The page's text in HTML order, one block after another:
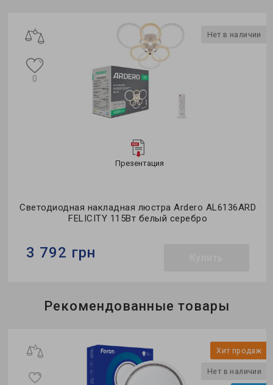
Нет в наличии
Презентация
Светодиодная накладная люстра Ardero AL6136ARD
FELICITY 115Вт белый серебро
0
3 792 грн
Бренд:Ardero
потолочная люстра
Рекомендованные товары
Хит продаж
Нет в наличии